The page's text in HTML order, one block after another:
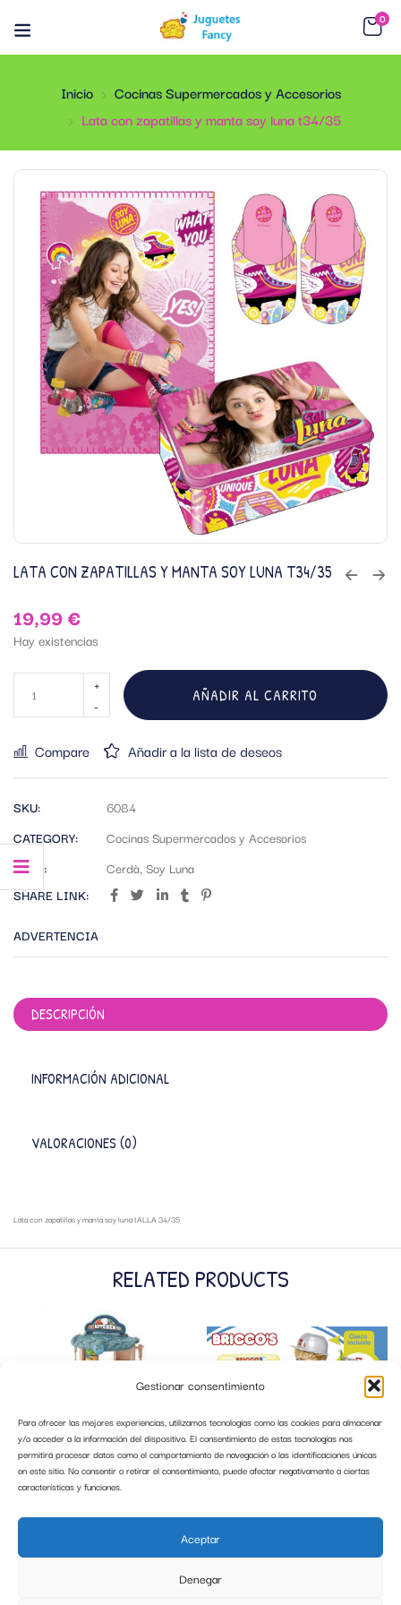
Gestionar consentimiento
Para ofrecer las mejores experiencias, utilizamos tecnologías como las cookies para almacenar
y/o acceder a la información del dispositivo. El consentimiento de estas tecnologías nos
permitirá procesar datos como el comportamiento de navegación o las identificaciones únicas
en este sitio. No consentir o retirar el consentimiento, puede afectar negativamente a ciertas
características y funciones.
Aceptar
Denegar
0
Inicio
Cocinas Supermercados y Accesorios
Lata con zapatillas y manta soy luna t34/35
LATA CON ZAPATILLAS Y MANTA SOY LUNA T34/35
19,99€
Hay existencias
AÑADIR AL CARRITO
Compare Añadir a la lista de deseos
SKU:
6084
CATEGORY:
Cocinas Supermercados y Accesorios
TAGS:
Cerdà, Soy Luna
SHARE LINK:
ADVERTENCIA
DESCRIPCIÓN
INFORMACIÓN ADICIONAL
VALORACIONES (0)
Lata con zapatillas y manta soy luna tALLA 34/35
RELATED PRODUCTS
C/CASCO CHICOS